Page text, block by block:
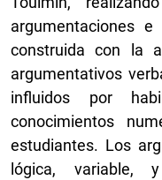
argumentaciones
construida con la
argumentativos
influidos por
conocimientos
estudiantes. Los
lógica, variable,